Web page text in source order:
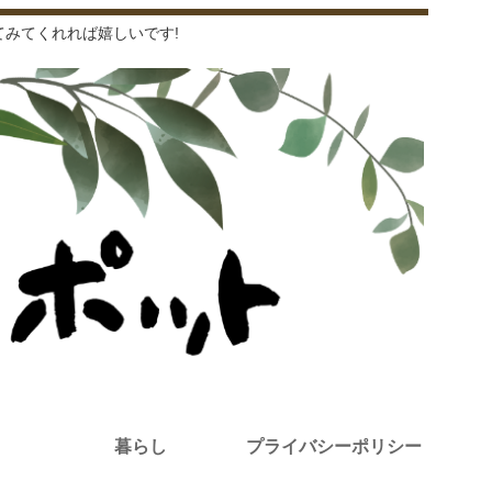
てくれれば嬉しいです!
暮らし プライバシーポリシー